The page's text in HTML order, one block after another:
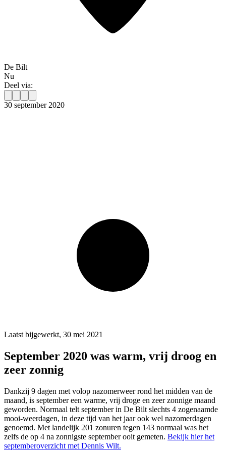
De Bilt
Nu
Deel via:
30 september 2020
Laatst bijgewerkt, 30 mei 2021
September 2020 was warm, vrij droog en
zeer zonnig
Dankzij 9 dagen met volop nazomerweer rond het midden van de
maand, is september een warme, vrij droge en zeer zonnige maand
geworden. Normaal telt september in De Bilt slechts 4 zogenaamde
mooi-weerdagen, in deze tijd van het jaar ook wel nazomerdagen
genoemd. Met landelijk 201 zonuren tegen 143 normaal was het
zelfs de op 4 na zonnigste september ooit gemeten. Bekijk hier het
septemberoverzicht met Dennis Wilt.